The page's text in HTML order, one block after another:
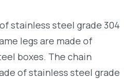
stainless steel grade 304
legs are made of
boxes. The chain
of stainless steel grade